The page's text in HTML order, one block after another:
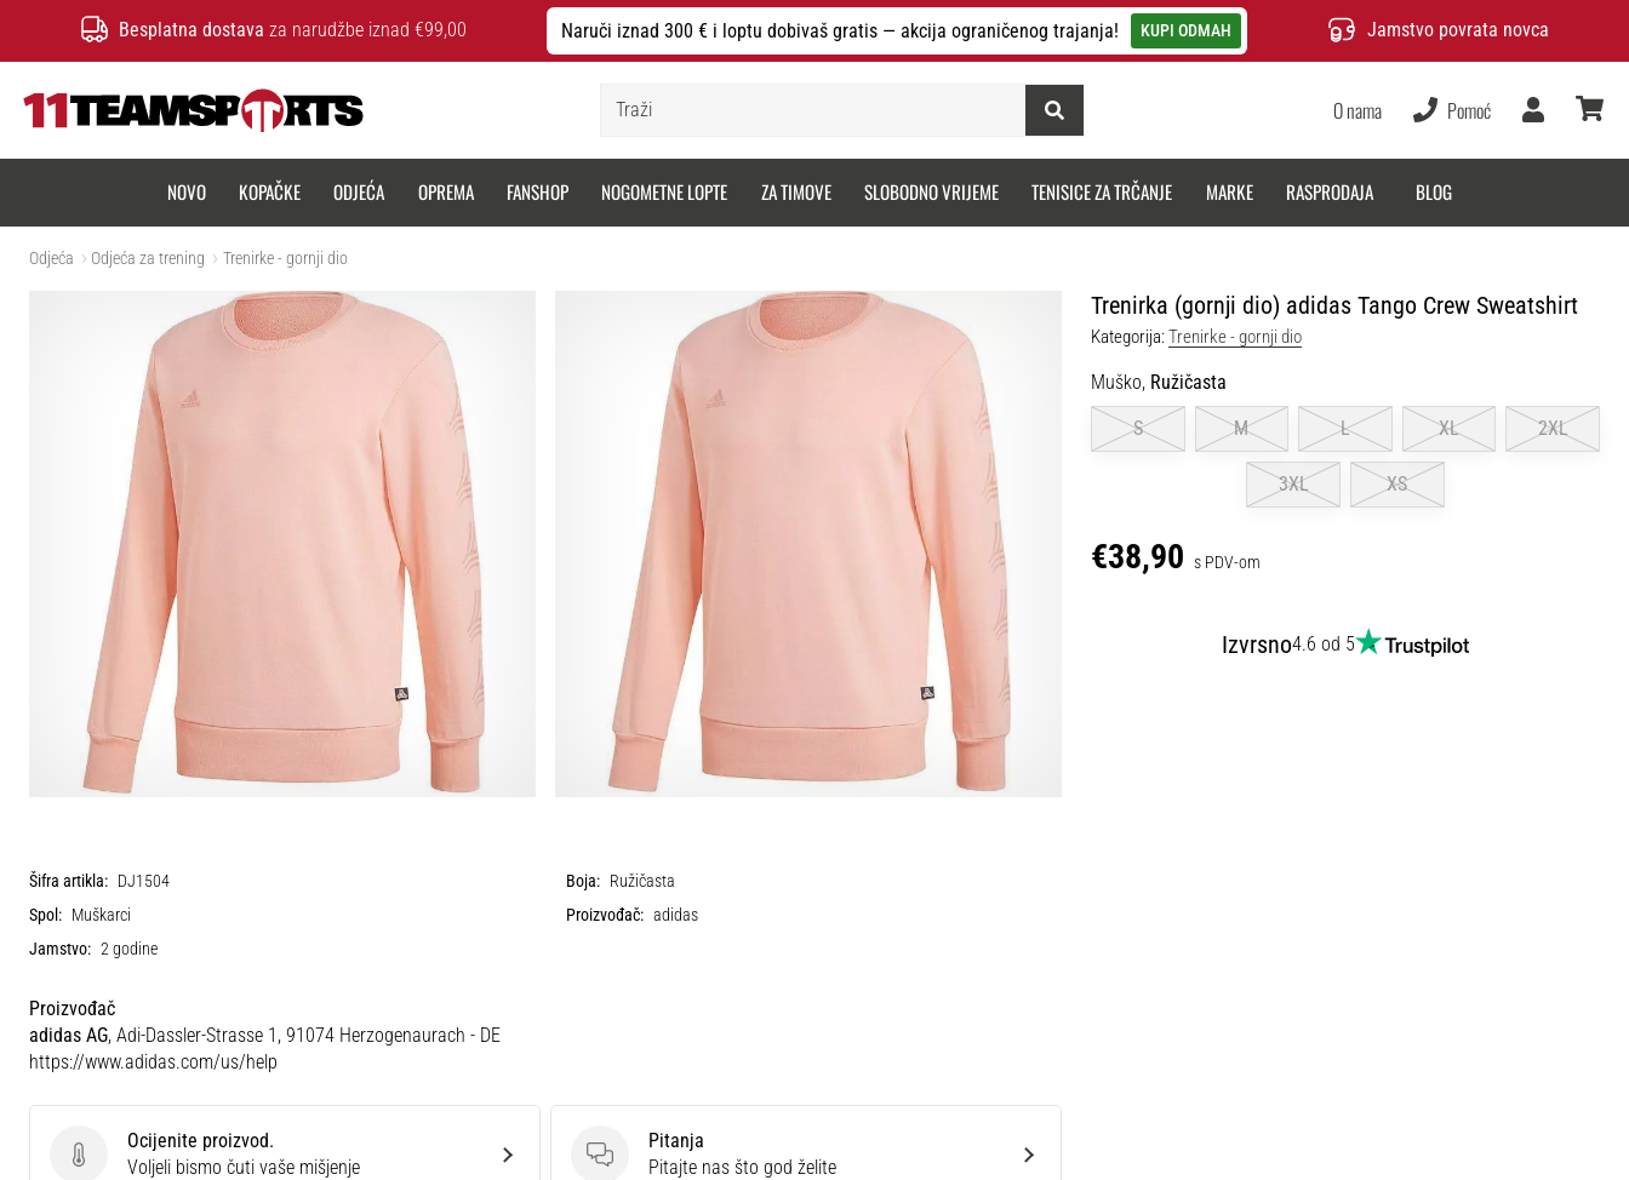
Besplatna dostava za narudžbe iznad €99,00 Naruči iznad 300 € i loptu dobivaš gratis — akcija ograničenog trajanja! KUPI ODMAH Jamstvo povrata novca
O nama Pomoć
Korisnik
NOVO KOPAČKE ODJEĆA OPREMA FANSHOP NOGOMETNE LOPTE ZA TIMOVE SLOBODNO VRIJEME TENISICE ZA TRČANJE MARKE RASPRODAJA BLOG
Odjeća Odjeća za trening Trenirke - gornji dio
Trenirka (gornji dio) adidas Tango Crew Sweatshirt
Kategorija:Trenirke - gornji dio
Muško, Ružičasta
S
M L XL 2XL
3XL XS
€38,90 s PDV-om
Izvrsno4.6 od 5
Šifra artikla: DJ1504 Boja: Ružičasta
Spol: Muškarci Proizvođač: adidas
Jamstvo: 2 godine
Proizvođač
adidas AG, Adi-Dassler-Strasse 1, 91074 Herzogenaurach - DE
https://www.adidas.com/us/help
Ocijenite proizvod.
Ocijenite proizvod.
Voljeli bismo čuti vaše mišjenje
Pitanja
Pitanja
Pitajte nas što god želite